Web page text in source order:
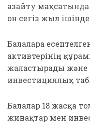
азайту
он сегіз жыл
Балаларға
активтерінің
жалғастырады және
инвестициялық
Балалар 18 жасқа
жинақтар мен